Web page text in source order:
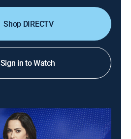
Shop DIRECTV
Sign in to Watch